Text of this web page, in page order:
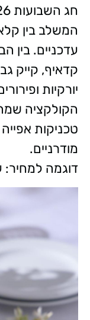
המשלב בין
עדכניים. בין
קדאיף, קייק
יורקיות
הקולקציה
טכניקות
מודרניים.
דוגמה למחיר: